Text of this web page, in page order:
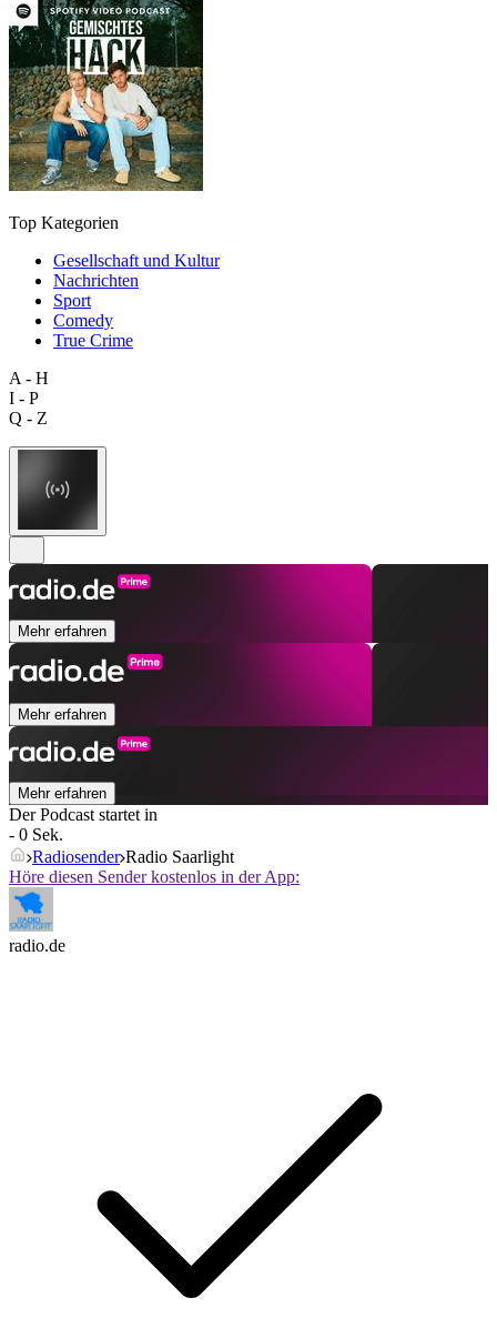
Top Kategorien
Gesellschaft und Kultur
Nachrichten
Sport
Comedy
True Crime
A - H
I - P
Q - Z
Mehr erfahren
Mehr erfahren
Mehr erfahren
Der Podcast startet in
- 0 Sek.
Radiosender Radio Saarlight
Höre diesen Sender kostenlos in der App:
radio.de